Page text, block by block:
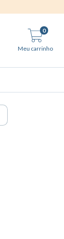
Meu carrinho
0